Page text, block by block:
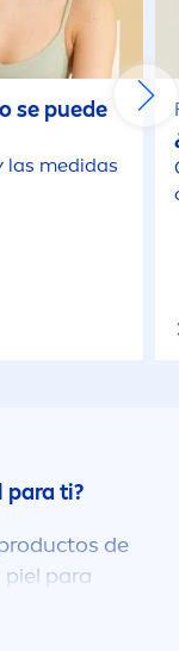
se puede
las medidas
para ti?
de
para